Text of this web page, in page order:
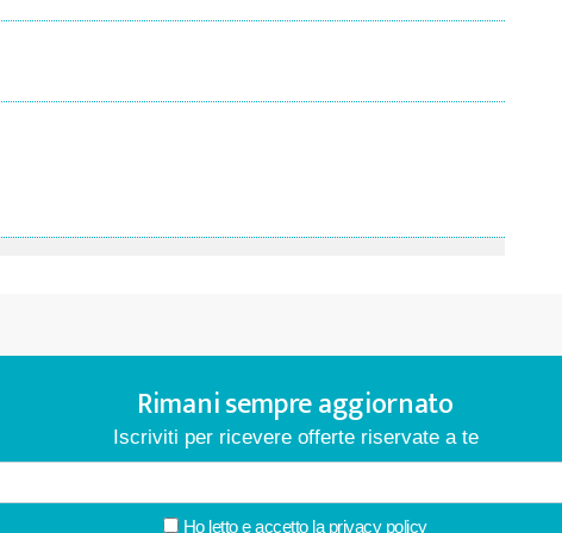
Rimani sempre aggiornato
Iscriviti per ricevere offerte riservate a te
Ho letto e accetto la privacy policy